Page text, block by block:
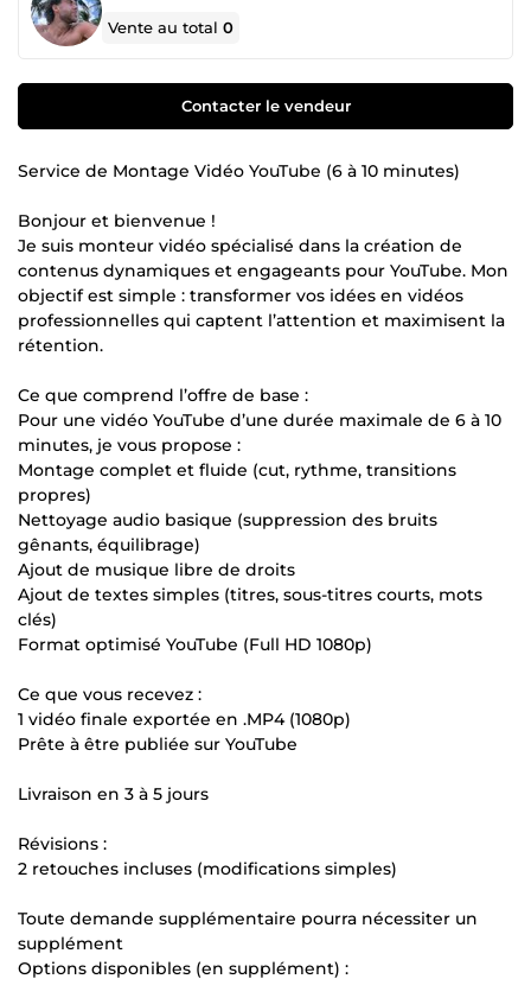
Vente au total0
Contacter le vendeur
Service de Montage Vidéo YouTube (6 à 10 minutes)
Bonjour et bienvenue !
Je suis monteur vidéo spécialisé dans la création de
contenus dynamiques et engageants pour YouTube. Mon
objectif est simple : transformer vos idées en vidéos
professionnelles qui captent l’attention et maximisent la
rétention.
Ce que comprend l’offre de base :
Pour une vidéo YouTube d’une durée maximale de 6 à 10
minutes, je vous propose :
Montage complet et fluide (cut, rythme, transitions
propres)
Nettoyage audio basique (suppression des bruits
gênants, équilibrage)
Ajout de musique libre de droits
Ajout de textes simples (titres, sous-titres courts, mots
clés)
Format optimisé YouTube (Full HD 1080p)
Ce que vous recevez :
1 vidéo finale exportée en .MP4 (1080p)
Prête à être publiée sur YouTube
Livraison en 3 à 5 jours
Révisions :
2 retouches incluses (modifications simples)
Toute demande supplémentaire pourra nécessiter un
supplément
Options disponibles (en supplément) :